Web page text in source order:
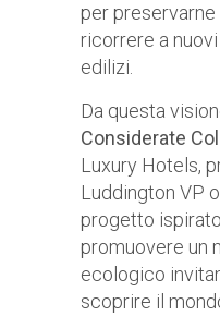
per preservarne
ricorrere a
edilizi.
Da questa
Considerate
Luxury Hotels,
Luddington VP
progetto
promuovere un
ecologico
scoprire il